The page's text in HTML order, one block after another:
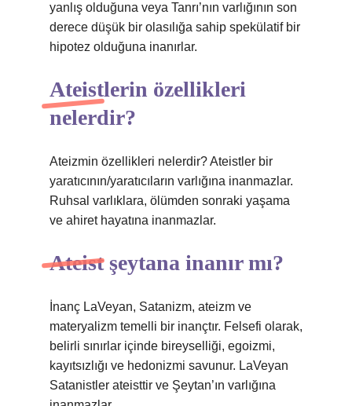
yanlış olduğuna veya Tanrı’nın varlığının son
derece düşük bir olasılığa sahip spekülatif bir
hipotez olduğuna inanırlar.
Ateistlerin özellikleri
nelerdir?
Ateizmin özellikleri nelerdir? Ateistler bir
yaratıcının/yaratıcıların varlığına inanmazlar.
Ruhsal varlıklara, ölümden sonraki yaşama
ve ahiret hayatına inanmazlar.
Ateist şeytana inanır mı?
İnanç LaVeyan, Satanizm, ateizm ve
materyalizm temelli bir inançtır. Felsefi olarak,
belirli sınırlar içinde bireyselliği, egoizmi,
kayıtsızlığı ve hedonizmi savunur. LaVeyan
Satanistler ateisttir ve Şeytan’ın varlığına